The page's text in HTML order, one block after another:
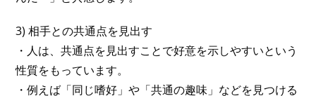
3) 相手との共通点を見出す
・人は、共通点を見出すことで好意を示しやすいという
性質をもっています。
・例えば「同じ嗜好」や「共通の趣味」などを見つける